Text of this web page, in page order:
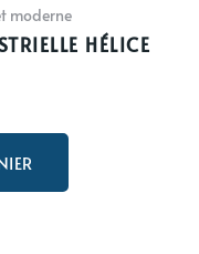
moderne
HÉLICE